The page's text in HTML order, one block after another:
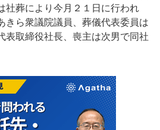
社葬により今月２１日に行われ
きら衆議院議員、葬儀代表委員は
表取締役社長、喪主は次男で同社